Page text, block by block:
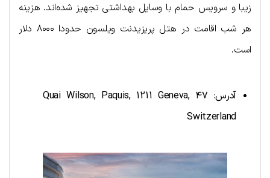
زیبا و سرویس حمام با وسایل بهداشتی تجهیز شده‌اند. هزینه
هر شب اقامت در هتل پریزیدنت ویلسون حدودا ۸۰۰۰ دلار
است.
آدرس:
۴۷ Quai Wilson, Paquis, 1211 Geneva,
Switzerland